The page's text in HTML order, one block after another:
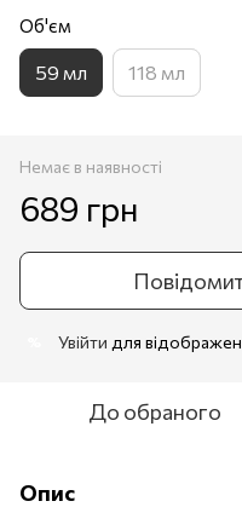
Об'єм
59 мл 118 мл
Немає в наявності
689 грн
Увійти для
До обраного
Опис